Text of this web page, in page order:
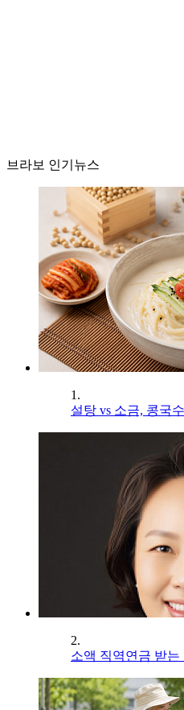
브라보 인기뉴스
1.
설탕 vs 소금, 콩국
2.
소액 직역연금 받